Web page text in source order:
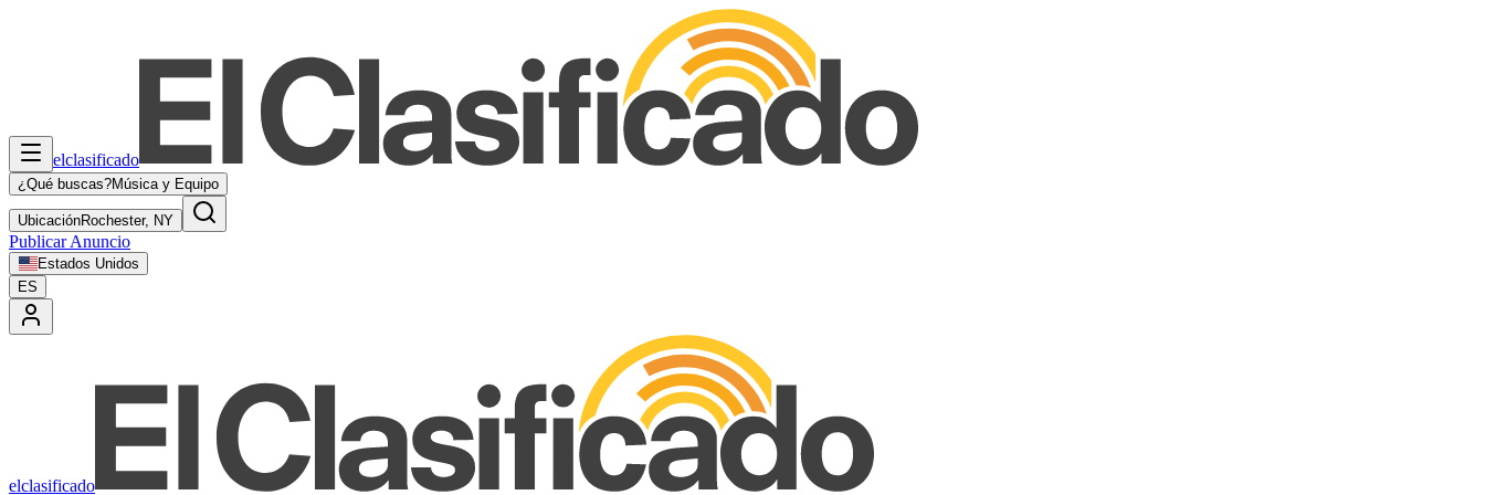
elclasificado
¿Qué buscas?Música y Equipo
UbicaciónRochester, NY
Publicar Anuncio
Estados Unidos
ES
elclasificado